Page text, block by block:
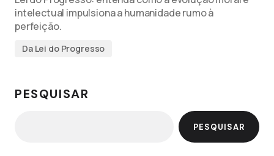
intelectual impulsiona a humanidade rumo à
perfeição.
Da Lei do Progresso
PESQUISAR
PESQUISAR